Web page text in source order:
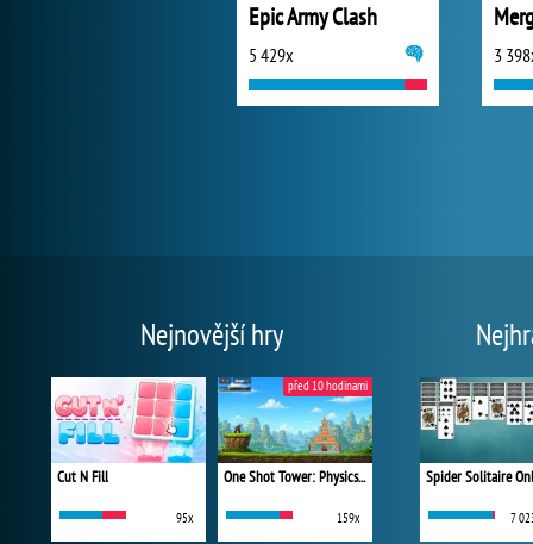
Epic Army Clash
5 429x 3
Nejnovější hry
Cut N Fill
95x
One Shot Tower: Physics Destroyer
159x
před 10 hodinami
Spider Solitaire
7